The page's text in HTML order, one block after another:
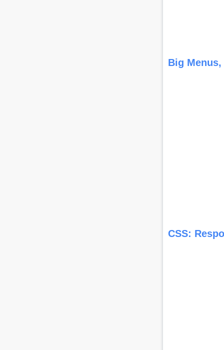
Big
CSS: